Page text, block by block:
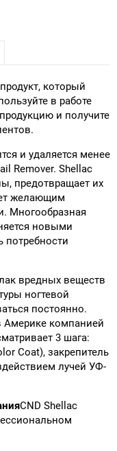
который
в работе
и получите
и удаляется менее
Remover. Shellac
предотвращает их
желающим
Многообразная
новыми
потребности
вредных веществ
ногтевой
постоянно.
Америке компанией
3 шага:
Coat), закрепитель
лучей УФ-
CND Shellac